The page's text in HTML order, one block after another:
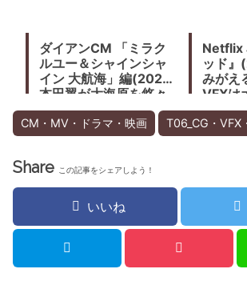
ダイアンCM 「ミラク
ルユー＆シャインシャ
イン 大航海」編(2021)
本田翼が大海原を悠々
航海する
Netflix
ッド』
みがえ
VFXは
パン
CM・MV・ドラマ・映画 T06_CG・VFX
Share この記事をシェアしよう！
いいね